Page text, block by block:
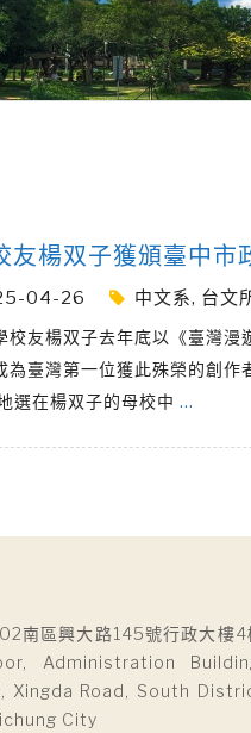
友楊双子獲頒臺中市
04-26 中文系, 台文
校友楊双子去年底以《臺灣
為臺灣第一位獲此殊榮的創
選在楊双子的母校中 …
南區興大路145號行政大樓4
Administration
Xingda Road, South
City